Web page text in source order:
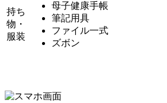
持ち
物・
服装
母子健康手帳
筆記用具
ファイル一式
ズボン